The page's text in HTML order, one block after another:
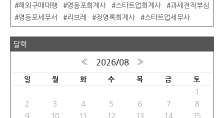
해외구매대행
영등포회계사 스타트업회계사
과세전적부심
영등포세무서
리브레 정영록회계사 스타트업세무사
달력
« 2026/08 »
일 월 화 수 목 금 토
1
2
3 4 5 6 7
8
9
10 11 12 13 14 15